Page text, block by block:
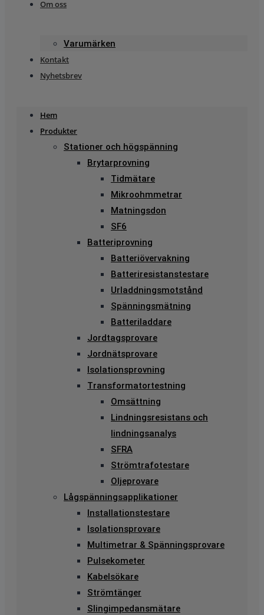
Om oss
Varumärken
Kontakt
Nyhetsbrev
Hem
Produkter
Stationer och högspänning
Brytarprovning
Tidmätare
Mikroohmmetrar
Matningsdon
SF6
Batteriprovning
Batteriövervakning
Batteriresistanstestare
Urladdningsmotstånd
Spänningsmätning
Batteriladdare
Jordtagsprovare
Jordnätsprovare
Isolationsprovning
Transformatortestning
Omsättning
Lindningsresistans och
lindningsanalys
SFRA
Strömtrafotestare
Oljeprovare
Lågspänningsapplikationer
Installationstestare
Isolationsprovare
Multimetrar & Spänningsprovare
Pulsekometer
Kabelsökare
Strömtänger
Slingimpedansmätare